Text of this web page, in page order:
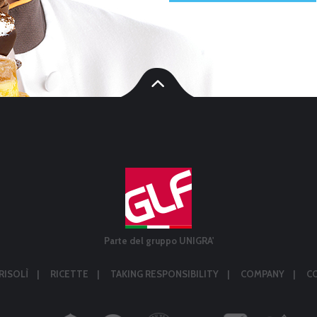
Parte del gruppo UNIGRA'
RICETTE TAKING RESPONSIBILITY COMPANY